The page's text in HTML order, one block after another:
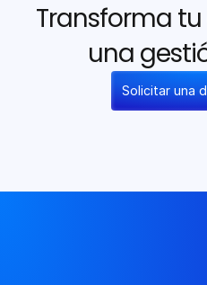
Transforma
una
Solicitar una